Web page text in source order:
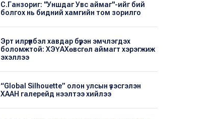
С.Ганзориг: "Уншдаг Увс аймаг"-ийг бий
болгох нь бидний хамгийн том зорилго
Эрт илрүүлбэл хавдар бүрэн эмчлэгдэх
боломжтой: ХЭҮА​Хөвсгөл аймагт хэрэгжиж
эхэллээ
“Global Silhouette” олон улсын үзэсгэлэн
ХААН галерейд нээлтээ хийлээ